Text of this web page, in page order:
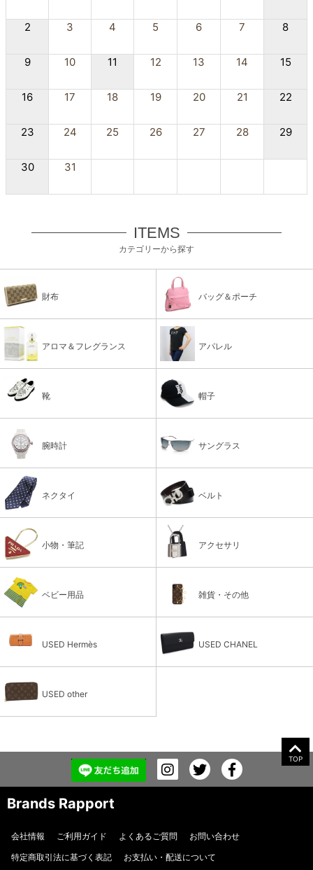
2 3 4 5 6 7 8
9 10 11 12 13 14 15
16 17 18 19 20 21 22
23 24 25 26 27 28 29
30 31
ITEMS
カテゴリーから探す
財布 バッグ＆ポーチ
アロマ＆フレグランス アパレル
靴 帽子
腕時計 サングラス
ネクタイ ベルト
小物・筆記 アクセサリ
ベビー用品 雑貨・その他
USED Hermès USED CHANEL
USED other
TOP
Brands Rapport
会社情報 ご利用ガイド よくあるご質問
お問い合わせ
特定商取引法に基づく表記
お支払い・配送について